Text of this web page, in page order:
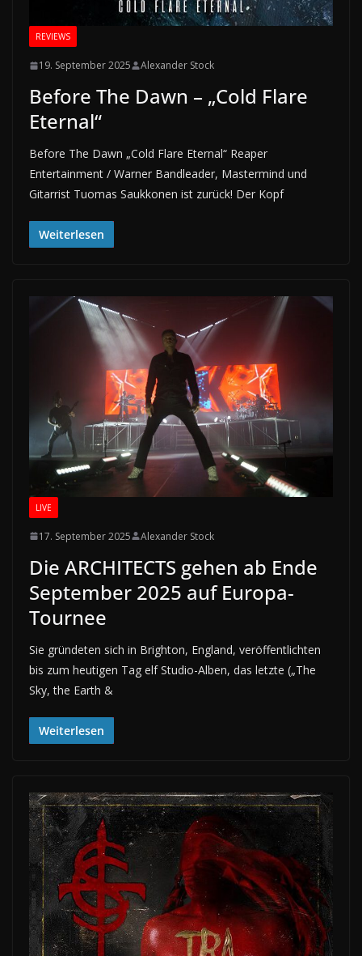
REVIEWS
19. September 2025 Alexander Stock
Before The Dawn – „Cold Flare
Eternal“
Before The Dawn „Cold Flare Eternal“ Reaper
Entertainment / Warner Bandleader, Mastermind und
Gitarrist Tuomas Saukkonen ist zurück! Der Kopf
Weiterlesen
LIVE
17. September 2025 Alexander Stock
Die ARCHITECTS gehen ab Ende
September 2025 auf Europa-
Tournee
Sie gründeten sich in Brighton, England, veröffentlichten
bis zum heutigen Tag elf Studio-Alben, das letzte („The
Sky, the Earth &
Weiterlesen